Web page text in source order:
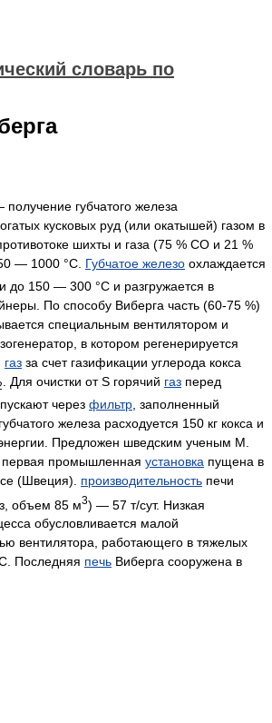
словарь по
губчатого железа
кусковых руд (или окатышей) газом в
шихты и газа (75 % СО и 21 %
— 1000 °С. Губчатое железо охлаждается
до 150 — 300 °С и разгружается в
По способу Виберга часть (60-75 %)
специальным вентилятором и
в котором регенерируется
газ за счет газификации углерода кокса
. Для очистки от S горячий газ перед
через фильтр , заполненный
железа расходуется 150 кг кокса и
Предложен шведским ученым М.
первая промышленная установка пущена в
(Швеция). производительность печи
объем 85 м3) — 57 т/сут. Низкая
обусловливается малой
вентилятора, работающего в тяжелых
Последняя печь Виберга сооружена в